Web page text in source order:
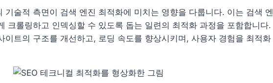
기술적 측면이 검색 엔진 최적화에 미치는 영향을 다룹니다. 이는 검색 엔
크롤링하고 인덱싱할 수 있도록 돕는 일련의 최적화 과정을 포함합니다.
이트의 구조를 개선하고, 로딩 속도를 향상시키며, 사용자 경험을 최적화